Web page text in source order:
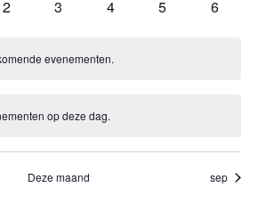
0
2
0
3
0
4
0
5
0
6
evenementen.
op deze dag.
Deze maand sep